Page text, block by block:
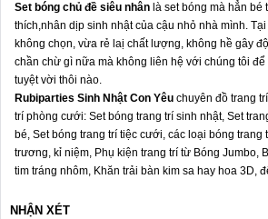
Set bóng chủ đề siêu nhân là set bóng mà hẳn
thích,nhân dịp sinh nhật của cậu nhỏ nhà mình.
không chọn, vừa rẻ laị chất lượng, không hề gây
chần chừ gì nữa mà không liên hệ với chúng tôi
tuyệt vời thôi nào.
Rubiparties Sinh Nhật Con Yêu chuyên đồ trang
trí phòng cưới: Set bóng trang trí sinh nhật, Set
bé, Set bóng trang trí tiệc cưới, các loại bóng trang
trương, kỉ niệm, Phụ kiện trang trí từ Bóng Jumbo,
tim tráng nhôm, Khăn trải bàn kim sa hay hoa 3D,
NHẬN XÉT